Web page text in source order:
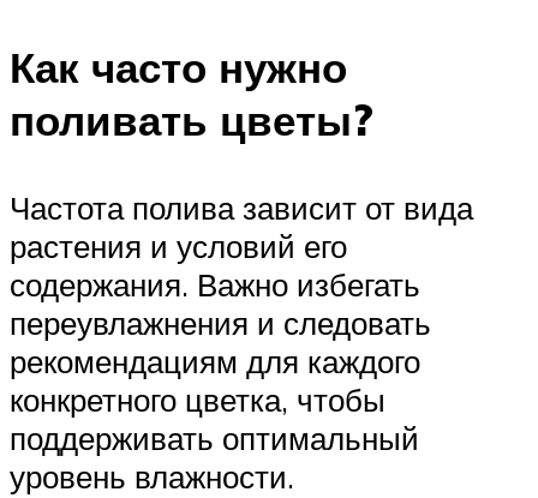
Как часто нужно
поливать цветы?
Частота полива зависит от вида
растения и условий его
содержания. Важно избегать
переувлажнения и следовать
рекомендациям для каждого
конкретного цветка, чтобы
поддерживать оптимальный
уровень влажности.